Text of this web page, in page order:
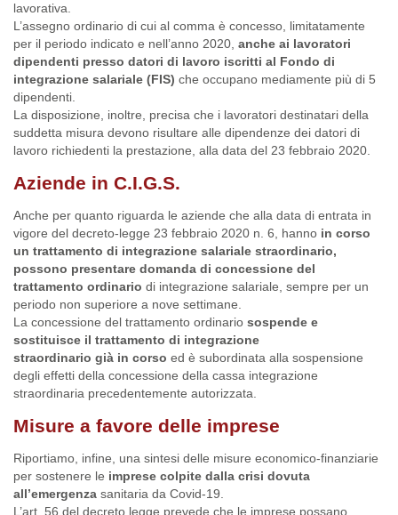
lavorativa.
L’assegno ordinario di cui al comma è concesso, limitatamente
per il periodo indicato e nell’anno 2020, anche ai lavoratori
dipendenti presso datori di lavoro iscritti al Fondo di
integrazione salariale (FIS) che occupano mediamente più di 5
dipendenti.
La disposizione, inoltre, precisa che i lavoratori destinatari della
suddetta misura devono risultare alle dipendenze dei datori di
lavoro richiedenti la prestazione, alla data del 23 febbraio 2020.
Aziende in C.I.G.S.
Anche per quanto riguarda le aziende che alla data di entrata in
vigore del decreto-legge 23 febbraio 2020 n. 6, hanno in corso
un trattamento di integrazione salariale straordinario,
possono presentare domanda di concessione del
trattamento ordinario di integrazione salariale, sempre per un
periodo non superiore a nove settimane.
La concessione del trattamento ordinario sospende e
sostituisce il trattamento di integrazione
straordinario già in corso ed è subordinata alla sospensione
degli effetti della concessione della cassa integrazione
straordinaria precedentemente autorizzata.
Misure a favore delle imprese
Riportiamo, infine, una sintesi delle misure economico-finanziarie
per sostenere le imprese colpite dalla crisi dovuta
all’emergenza sanitaria da Covid-19.
L’art. 56 del decreto legge prevede che le imprese possano